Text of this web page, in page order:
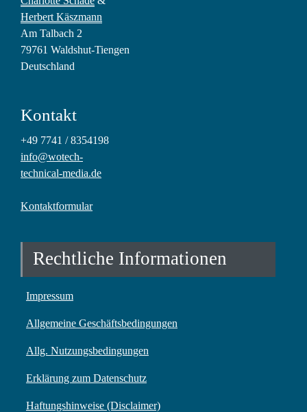
Herbert Käszmann
Am Talbach 2
79761 Waldshut-Tiengen
Deutschland
Kontakt
+49 7741 / 8354198
info@wotech-
technical-media.de
Kontaktformular
Rechtliche Informationen
Impressum
Allgemeine Geschäftsbedingungen
Allg. Nutzungsbedingungen
Erklärung zum Datenschutz
Haftungshinweise (Disclaimer)